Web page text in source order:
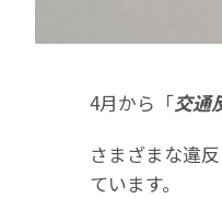
4月から「交通
さまざまな違
ています。